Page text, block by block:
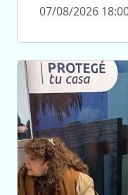
07/08/2026